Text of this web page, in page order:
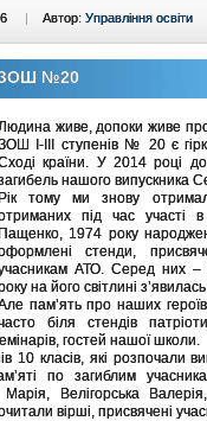
| Автор: Управління освіти
ЗОШ №20
живе, допоки живе про
І-ІІІ ступенів № 20 є
країни. У 2014 році
нашого випускника
Рік тому ми знову
під час участі
Пащенко, 1974 року
стенди,
АТО. Серед них –
на його світлині
пам’ять про наших
біля стендів
гостей нашої школи.
10 класів, які розпочали
по загиблим
Велігорська
вірші, присвячені